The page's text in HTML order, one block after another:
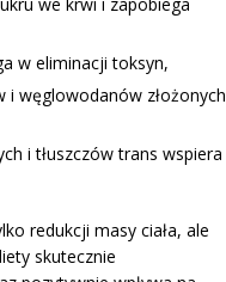
w eliminacji toksyn,
i węglowodanów złożonych
i tłuszczów trans wspiera
redukcji masy ciała, ale
skutecznie